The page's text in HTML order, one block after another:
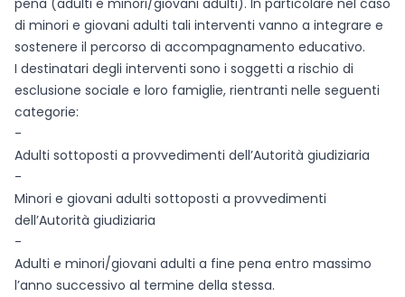
pena (adulti e minori/giovani adulti). In particolare nel caso
di minori e giovani adulti tali interventi vanno a integrare e
sostenere il percorso di accompagnamento educativo.
I destinatari degli interventi sono i soggetti a rischio di
esclusione sociale e loro famiglie, rientranti nelle seguenti
categorie:
-
Adulti sottoposti a provvedimenti dell’Autorità giudiziaria
-
Minori e giovani adulti sottoposti a provvedimenti
dell’Autorità giudiziaria
-
Adulti e minori/giovani adulti a fine pena entro massimo
l’anno successivo al termine della stessa.